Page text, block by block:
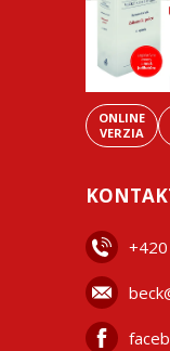
ONLINE
VERZIA
+42